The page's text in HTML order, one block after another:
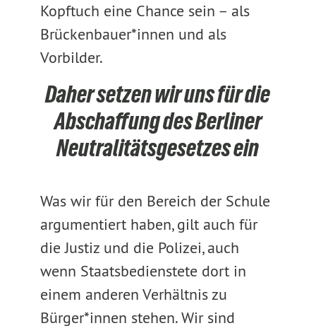
Kopftuch eine Chance sein – als
Brückenbauer*innen und als
Vorbilder.
Daher setzen wir uns für die
Abschaffung des Berliner
Neutralitätsgesetzes ein
Was wir für den Bereich der Schule
argumentiert haben, gilt auch für
die Justiz und die Polizei, auch
wenn Staatsbedienstete dort in
einem anderen Verhältnis zu
Bürger*innen stehen. Wir sind